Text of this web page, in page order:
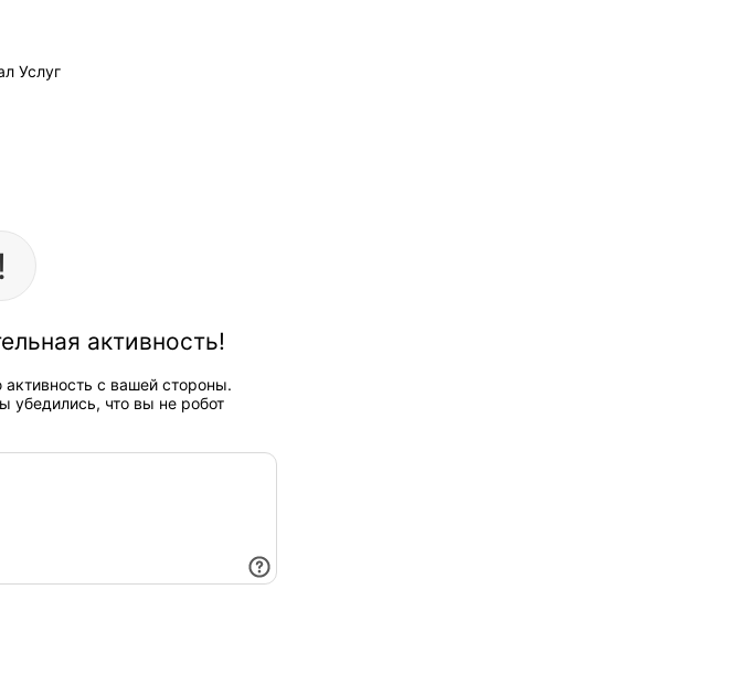
активность!
с вашей стороны.
убедились, что вы не робот